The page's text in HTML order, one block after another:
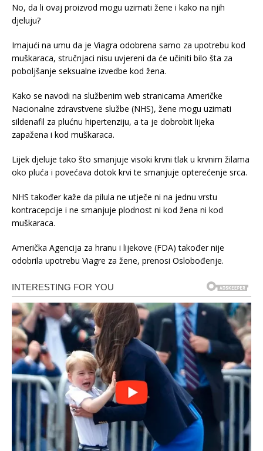
No, da li ovaj proizvod mogu uzimati žene i kako na njih
djeluju?
Imajući na umu da je Viagra odobrena samo za upotrebu kod
muškaraca, stručnjaci nisu uvjereni da će učiniti bilo šta za
poboljšanje seksualne izvedbe kod žena.
Kako se navodi na službenim web stranicama Američke
Nacionalne zdravstvene službe (NHS), žene mogu uzimati
sildenafil za plućnu hipertenziju, a ta je dobrobit lijeka
zapažena i kod muškaraca.
Lijek djeluje tako što smanjuje visoki krvni tlak u krvnim žilama
oko pluća i povećava dotok krvi te smanjuje opterećenje srca.
NHS također kaže da pilula ne utječe ni na jednu vrstu
kontracepcije i ne smanjuje plodnost ni kod žena ni kod
muškaraca.
Američka Agencija za hranu i lijekove (FDA) također nije
odobrila upotrebu Viagre za žene, prenosi Oslobođenje.